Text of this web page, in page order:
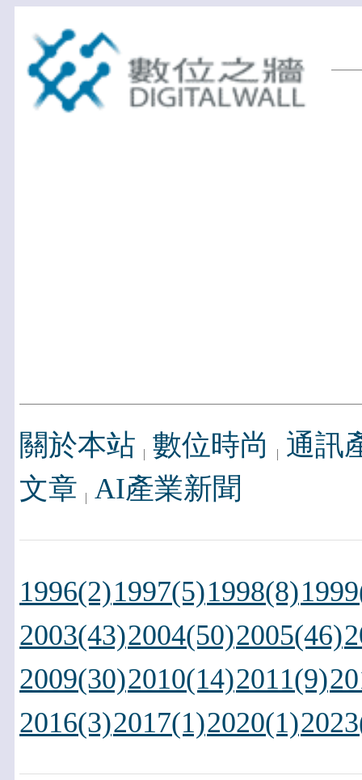
關於本站 數位時尚
通訊
文章 AI產業新聞
1996(2)1997(5)1998(8)
2003(43)2004(50)2005(46)
2009(30)2010(14)2011(9)
2016(3)2017(1)2020(1)